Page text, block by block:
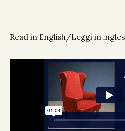
Read in English/Leggi in